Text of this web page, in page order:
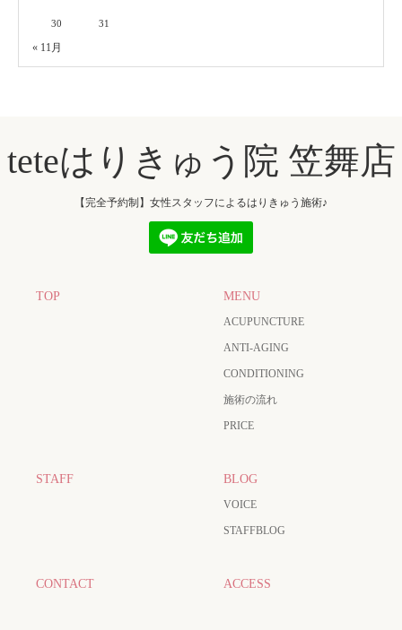
30 31
« 11月
teteはりきゅう院 笠舞店
【完全予約制】女性スタッフによるはりきゅう施術♪
TOP MENU
ACUPUNCTURE
ANTI-AGING
CONDITIONING
施術の流れ
PRICE
STAFF BLOG
VOICE
STAFFBLOG
CONTACT ACCESS